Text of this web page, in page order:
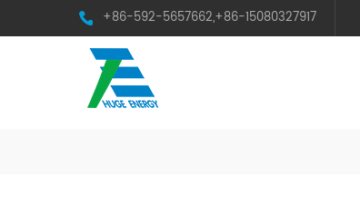
+86-592-5657662,+86-15080327917